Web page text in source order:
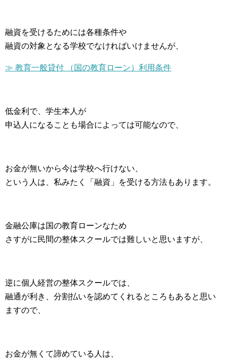
融資を受けるためには各種条件や
融資の対象となる学校でなければいけませんが、
≫ 教育一般貸付 （国の教育ローン）利用条件
低金利で、学生本人が
申込人になることも場合によっては可能なので、
お金が無いから今は学校へ行けない、
という人は、私みたく「融資」を受ける方法もあります。
金融公庫は国の教育ローンなため
さすがに民間の整体スクールでは難しいと思いますが、
逆に個人経営の整体スクールでは、
融通が利き、分割払いを認めてくれるところもあると思い
ますので、
お金が無くて諦めている人は、